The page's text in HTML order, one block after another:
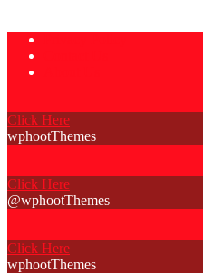
Skip
content
Click Here
wphootThemes
Click Here
@wphootThemes
Click Here
wphootThemes